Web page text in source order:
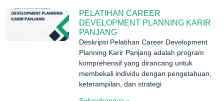
PELATIHAN CAREER
DEVELOPMENT PLANNING KARIR
PANJANG
Deskripsi Pelatihan Career Development
Planning Karir Panjang adalah program
komprehensif yang dirancang untuk
membekali individu dengan pengetahuan,
keterampilan, dan strategi